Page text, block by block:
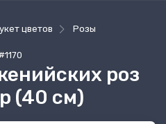
цветов Розы
роз
(40 см)